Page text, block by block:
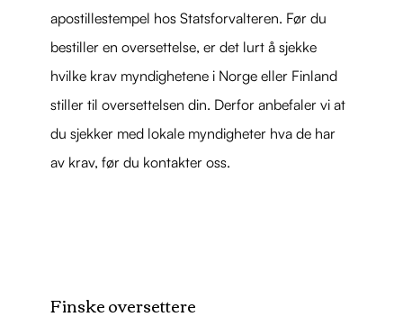
apostillestempel hos Statsforvalteren. Før du
bestiller en oversettelse, er det lurt å sjekke
hvilke krav myndighetene i Norge eller Finland
stiller til oversettelsen din. Derfor anbefaler vi at
du sjekker med lokale myndigheter hva de har
av krav, før du kontakter oss.
Finske oversettere